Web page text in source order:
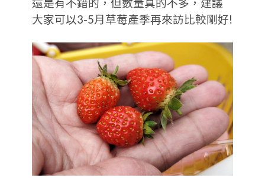
還是有不錯的，但數量真的不多，建議
大家可以3-5月草莓產季再來訪比較剛好!